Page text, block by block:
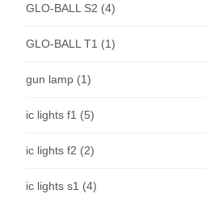
GLO-BALL S2 (4)
GLO-BALL T1 (1)
gun lamp (1)
ic lights f1 (5)
ic lights f2 (2)
ic lights s1 (4)